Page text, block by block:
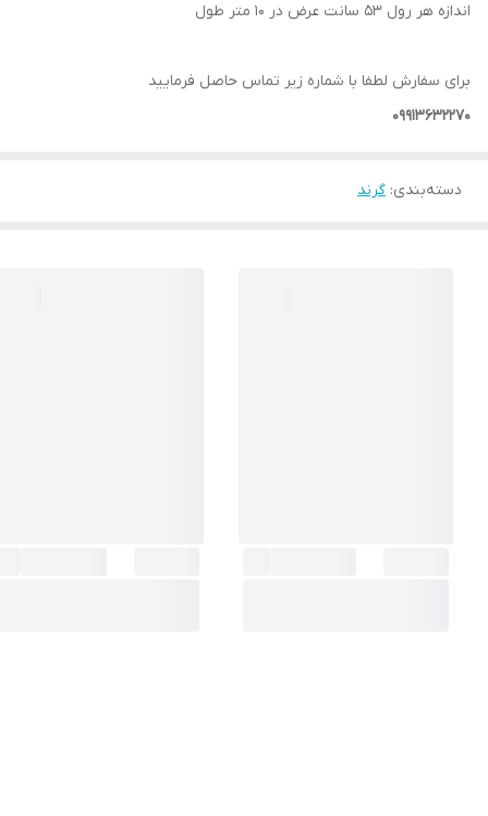
اندازه هر رول 53 سانت عرض در 10 متر طول
برای سفارش لطفا با شماره زیر تماس حاصل فرمایید
09913632270
دسته‌بندی: گرند